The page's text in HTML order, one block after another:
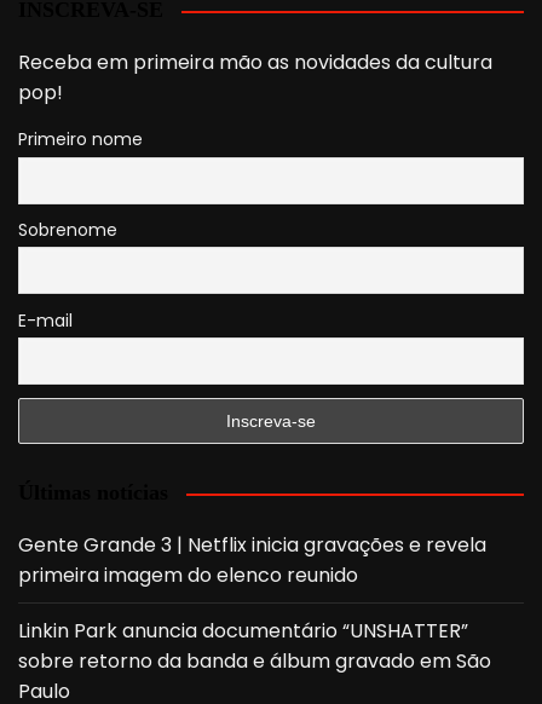
Receba em primeira mão as novidades da cultura
pop!
Primeiro nome
Sobrenome
E-mail
Gente Grande 3 | Netflix inicia gravações e revela
primeira imagem do elenco reunido
Linkin Park anuncia documentário “UNSHATTER”
sobre retorno da banda e álbum gravado em São
Paulo